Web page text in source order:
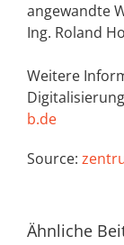
angewandte
Ing. Roland
Weitere
b.de
Source:
Ähnliche